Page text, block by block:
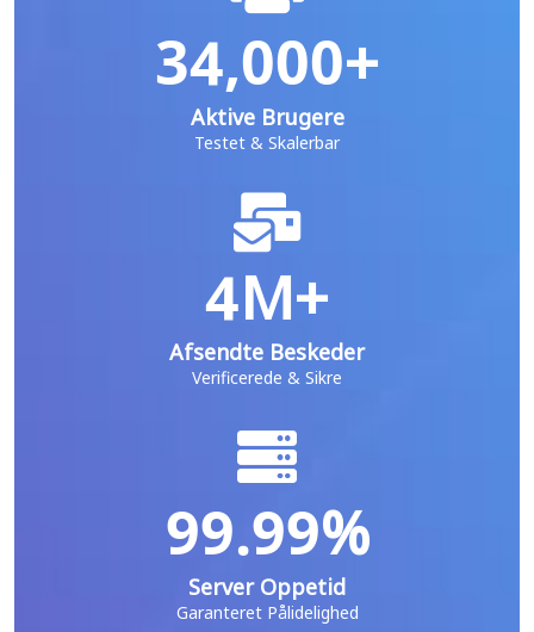
34,000+
Aktive Brugere
Testet & Skalerbar
4M+
Afsendte Beskeder
Verificerede & Sikre
99.99%
Server Oppetid
Garanteret Pålidelighed